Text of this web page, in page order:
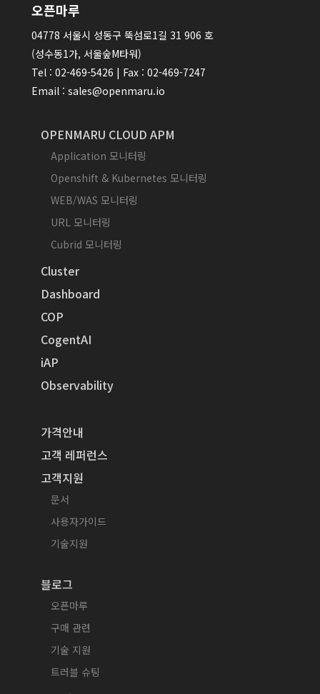
오픈마루
04778 서울시 성동구 뚝섬로1길 31 906 호
(성수동1가, 서울숲M타워)
Tel : 02-469-5426 | Fax : 02-469-7247
Email : sales@openmaru.io
OPENMARU CLOUD APM
Application 모니터링
Openshift & Kubernetes 모니터링
WEB/WAS 모니터링
URL 모니터링
Cubrid 모니터링
Cluster
Dashboard
COP
CogentAI
iAP
Observability
가격안내
고객 레퍼런스
고객지원
문서
사용자가이드
기술지원
블로그
오픈마루
구매 관련
기술 지원
트러블 슈팅